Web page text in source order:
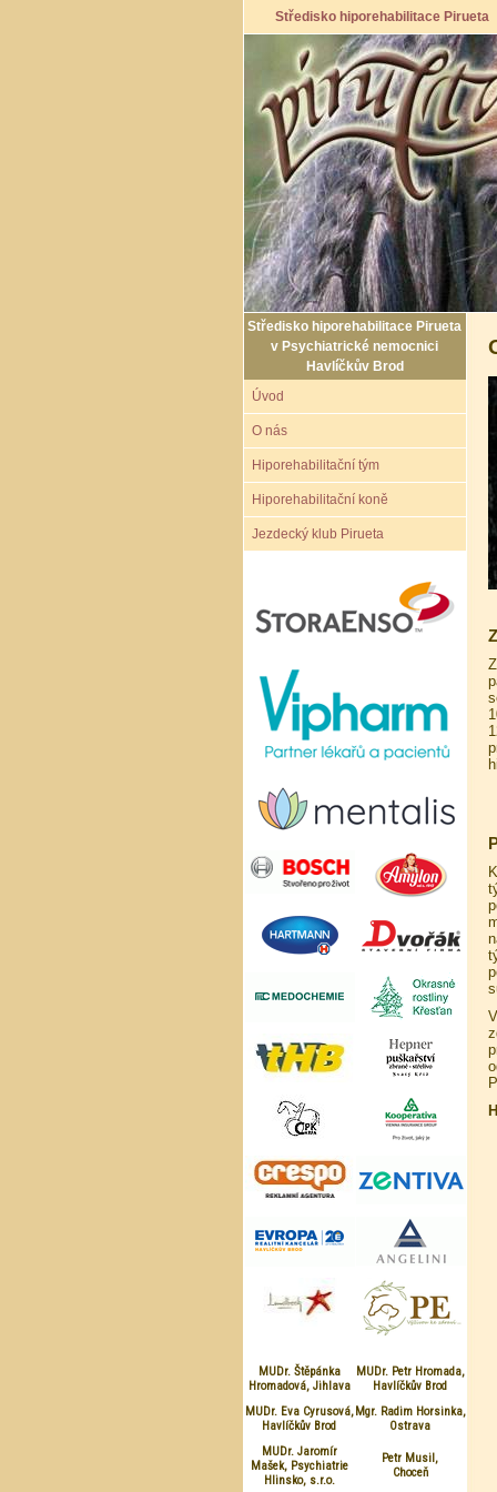
Středisko hiporehabilitace Pirueta
Středisko hiporehabilitace Pirueta
v Psychiatrické nemocnici
Havlíčkův Brod
Úvod
O nás
Hiporehabilitační tým
Hiporehabilitační koně
Jezdecký klub Pirueta
MUDr. Štěpánka
Hromadová, Jihlava
MUDr. Petr Hromada,
Havlíčkův Brod
MUDr. Eva Cyrusová,
Havlíčkův Brod
Mgr. Radim Horsinka,
Ostrava
MUDr. Jaromír
Mašek, Psychiatrie
Hlinsko, s.r.o.
Petr Musil,
Choceň